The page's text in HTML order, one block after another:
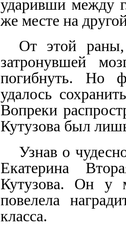
ударивши между
же месте на
От этой
затронувшей
погибнуть. Но
удалось
Вопреки
Кутузова был
Узнав о
Екатерина
Кутузова. Он у
повелела
класса.